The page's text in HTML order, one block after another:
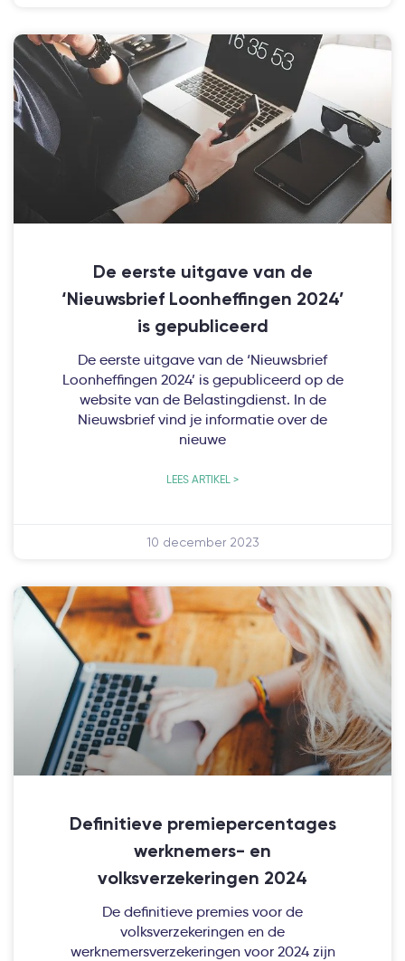
De eerste uitgave van de
‘Nieuwsbrief Loonheffingen 2024’
is gepubliceerd
De eerste uitgave van de ‘Nieuwsbrief
Loonheffingen 2024’ is gepubliceerd op de
website van de Belastingdienst. In de
Nieuwsbrief vind je informatie over de
nieuwe
LEES ARTIKEL >
10 december 2023
Definitieve premiepercentages
werknemers- en
volksverzekeringen 2024
De definitieve premies voor de
volksverzekeringen en de
werknemersverzekeringen voor 2024 zijn